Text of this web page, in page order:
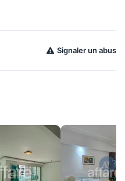
Signaler un abus